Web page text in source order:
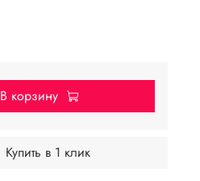
В корзину
Купить в 1 клик